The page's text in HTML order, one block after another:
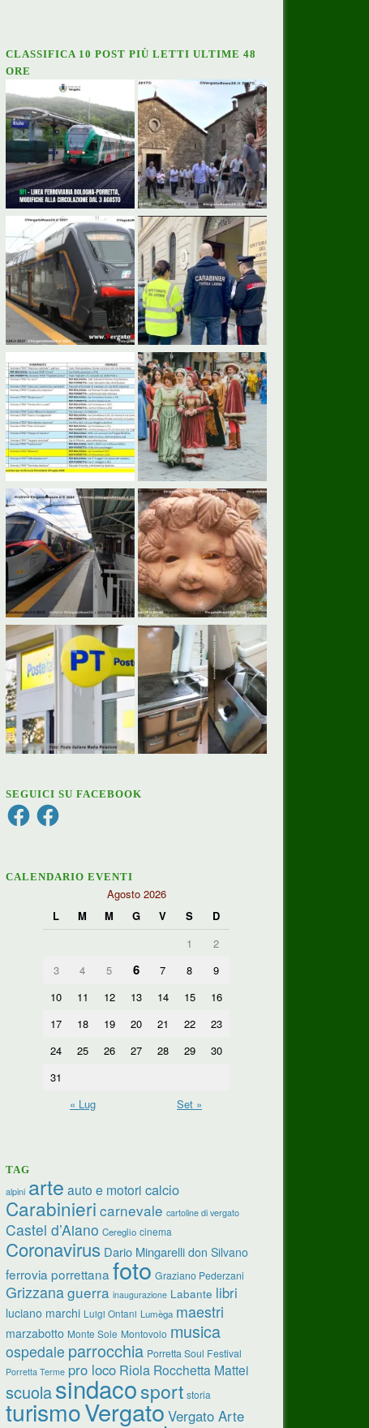
CLASSIFICA 10 POST PIÙ LETTI ULTIME 48
ORE
SEGUICI SU FACEBOOK
FacebookFacebook
CALENDARIO EVENTI
Agosto 2026
L
M M G V S
D
1
2
3
4 5 6 7 8
9
10
11 12 13 14 15
16
17
18 19 20 21 22
23
24
25 26 27 28 29
30
31
« Lug
Set »
TAG
alpini arte auto e motori calcio
Carabinieri carnevale cartoline di vergato
Castel d’Aiano Cereglio cinema
Coronavirus Dario Mingarelli don Silvano
ferrovia porrettana foto Graziano Pederzani
Grizzanaguerra inaugurazione Labante libri
luciano marchi Luigi Ontani Lumèga maestri
marzabotto Monte Sole Montovolo musica
ospedale parrocchia Porretta Soul Festival
Porretta Terme pro loco Riola Rocchetta Mattei
scuolasindacosport storia
turismoVergato Vergato Arte